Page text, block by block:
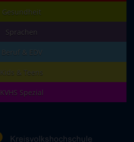
Gesundheit
Sprachen
Beruf & EDV
Kids & Teens
KVHS Spezial